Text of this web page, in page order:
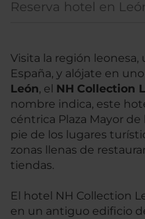
Reserva hotel en
Visita la región
España, y alójate en
León, el NH Collection
nombre indica, este
céntrica Plaza Mayor
pie de los lugares
zonas llenas de
tiendas.
El hotel NH Collection
en un antiguo edificio